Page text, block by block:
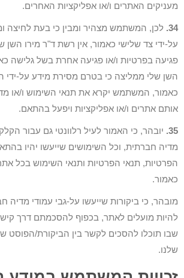
מעניקים האתרים ו/או אפליקציות האחרים.
34. לכן, המשתמש מצהיר ומבין כי בעת לחיצה
על-ידי צד שלישי כאמור, אין רשת ד"ר מירו השן
פגיעה בפרטיות ו/או פגיעה אחרת בשל גלישה
השן שלי ממליצה כי בטרם מסירת מידע על-
כאמור, המשתמש יקרא את תנאי השימוש ו/או
אותם אתרים ו/או אפליקציות ויפעל בהתאם.
35. יובהר, כי האמור לעיל רלוונטי גם עבור
מדיה חברתית, וכל השימושים שייעשו יהיו
הפרטיות, תנאי הפרטיות ותנאי השימוש בכל
כאמור.
מובהר, כי ביקורות שייעשו על-גבי עמודי מדיה
להיות מועלים לאתר, בכפוף להסכמתם דרך
שבו תוכלו להסכים לקשר בין הביקורת/הפוסט
שלנו.